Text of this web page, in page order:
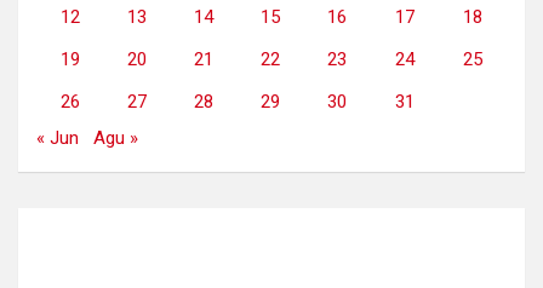
12
13 14 15 16 17
18
19
20 21 22 23 24
25
26
27 28 29 30
31
« Jun
Agu »